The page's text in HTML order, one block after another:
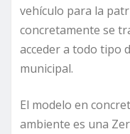
vehículo para la
concretamente se
acceder a todo tipo
municipal.
El modelo en
ambiente es una